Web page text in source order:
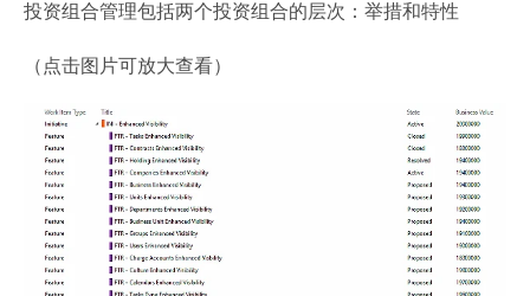
投资组合管理包括两个投资组合的层次：举措和特性
（点击图片可放大查看）